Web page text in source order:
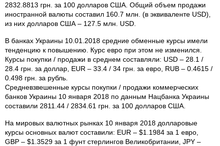
2832.8813 грн. за 100 долларов США. Общий объем продажи
иностранной валюты составил 160.7 млн. (в эквиваленте USD),
из них долларов США – 127.5 млн. USD.
В банках Украины 10.01.2018 средние обменные курсы имели
тенденцию к повышению. Курс евро при этом не изменился.
Курсы покупки / продажи в среднем составляли: USD – 28.1 /
28.4 грн. за доллар, EUR – 33.4 / 34 грн. за евро, RUB – 0.4615 /
0.498 грн. за рубль.
Средневзвешенные курсы покупки / продажи коммерческих
банков Украины 10 января 2018 по данным Нацбанка Украины
составили 2811.44 / 2834.61 грн. за 100 долларов США.
На мировых валютных рынках 10 января 2018 долларовые
курсы основных валют составили: EUR – $1.1984 за 1 евро,
GBP – $1.3529 за 1 фунт стерлингов Великобритании, JPY –